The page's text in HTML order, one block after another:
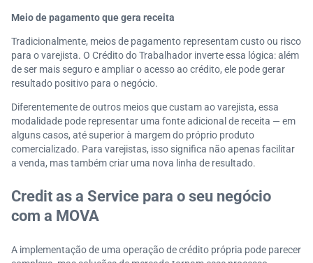
Meio de pagamento que gera receita
Tradicionalmente, meios de pagamento representam custo ou risco
para o varejista. O Crédito do Trabalhador inverte essa lógica: além
de ser mais seguro e ampliar o acesso ao crédito, ele pode gerar
resultado positivo para o negócio.
Diferentemente de outros meios que custam ao varejista, essa
modalidade pode representar uma fonte adicional de receita — em
alguns casos, até superior à margem do próprio produto
comercializado. Para varejistas, isso significa não apenas facilitar
a venda, mas também criar uma nova linha de resultado.
Credit as a Service para o seu negócio
com a MOVA
A implementação de uma operação de crédito própria pode parecer